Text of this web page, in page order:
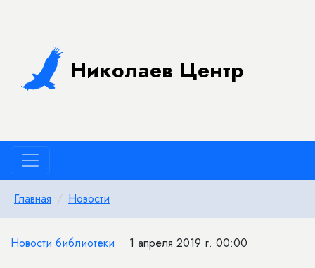
Николаев Центр
Главная Новости
Новости библиотеки 1 апреля 2019 г. 00:00